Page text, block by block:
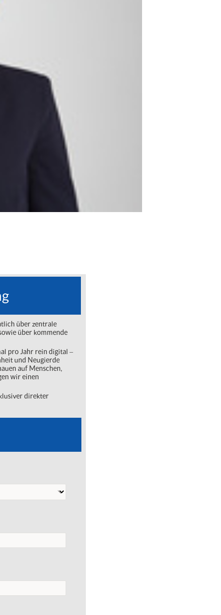
über zentrale
über kommende
pro Jahr rein digital ‒
und Neugierde
auf Menschen,
wir einen
direkter